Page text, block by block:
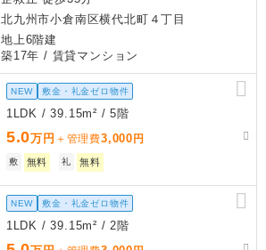
北九州市小倉南区横代北町４丁目
地上6階建
築17年 / 賃貸マンション
NEW 敷金・礼金ゼロ物件
1LDK / 39.15m² / 5階
5.0万円 ＋管理費3,000 円
敷 無料 礼 無料
NEW 敷金・礼金ゼロ物件
1LDK / 39.15m² / 2階